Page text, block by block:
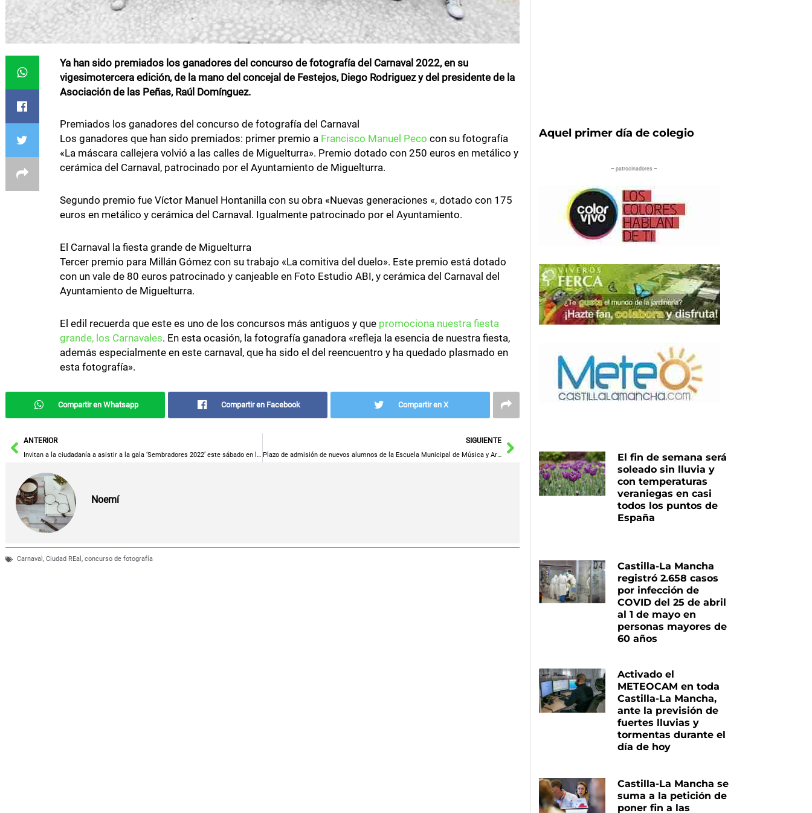
Ya han sido premiados los ganadores del concurso de fotografía del Carnaval 2022, en su
vigesimotercera edición, de la mano del concejal de Festejos, Diego Rodriguez y del presidente de la
Asociación de las Peñas, Raúl Domínguez.
Premiados los ganadores del concurso de fotografía del Carnaval
Los ganadores que han sido premiados: primer premio aFrancisco Manuel Peco con su fotografía
«La máscara callejera volvió a las calles de Miguelturra». Premio dotado con 250 euros en metálico y
cerámica del Carnaval, patrocinado por el Ayuntamiento de Miguelturra.
Segundo premio fue Víctor Manuel Hontanilla con su obra «Nuevas generaciones «, dotado con 175
euros en metálico y cerámica del Carnaval. Igualmente patrocinado por el Ayuntamiento.
El Carnaval la fiesta grande de Miguelturra
Tercer premio para Millán Gómez con su trabajo «La comitiva del duelo». Este premio está dotado
con un vale de 80 euros patrocinado y canjeable en Foto Estudio ABI, y cerámica del Carnaval del
Ayuntamiento de Miguelturra.
El edil recuerda que este es uno de los concursos más antiguos y que promociona nuestra fiesta
grande, los Carnavales. En esta ocasión, la fotografía ganadora «refleja la esencia de nuestra fiesta,
además especialmente en este carnaval, que ha sido el del reencuentro y ha quedado plasmado en
esta fotografía».
Compartir en Whatsapp Compartir en Facebook Compartir en X
AntANTERIOR
Invitan a la ciudadanía a asistir a la gala ‘Sembradores 2022’ este sábado en la Casa de Cultura de Manzanares con entrada gratuita
SIGUIENTE
Plazo de admisión de nuevos alumnos de la Escuela Municipal de Música y Artes Escénicas de Cuenca
Siguiente
Noemí
Carnaval , Ciudad REal , concurso de fotografía
Aquel primer día de colegio
– patrocinadores –
El fin de semana será
soleado sin lluvia y
con temperaturas
veraniegas en casi
todos los puntos de
España
Castilla-La Mancha
registró 2.658 casos
por infección de
COVID del 25 de abril
al 1 de mayo en
personas mayores de
60 años
Activado el
METEOCAM en toda
Castilla-La Mancha,
ante la previsión de
fuertes lluvias y
tormentas durante el
día de hoy
Castilla-La Mancha se
suma a la petición de
poner fin a las